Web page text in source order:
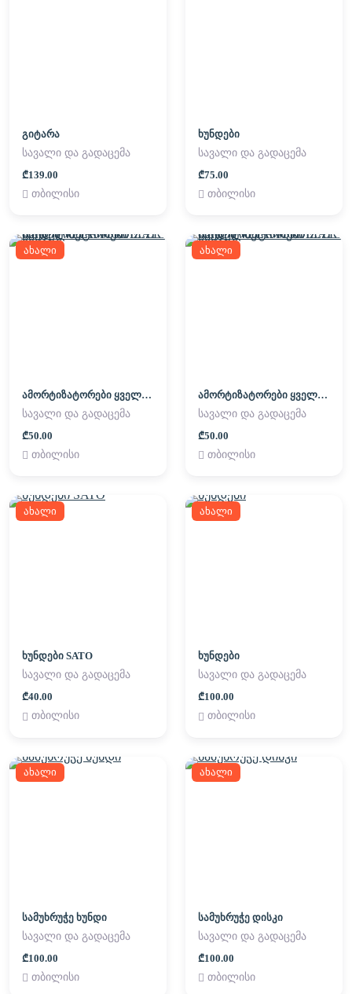
გიტარა
სავალი და გადაცემა
₾139.00
თბილისი
ხუნდები
სავალი და გადაცემა
₾75.00
თბილისი
ახალი
ამორტიზატორები ყველა მოდელზე/AMORTIZATOREBI YVELA MODELZE
სავალი და გადაცემა
₾50.00
თბილისი
ახალი
ამორტიზატორები ყველა მოდელზე/AMORTIZATOREBI YVELA MODELZE
სავალი და გადაცემა
₾50.00
თბილისი
ახალი
ხუნდები SATO
სავალი და გადაცემა
₾40.00
თბილისი
ახალი
ხუნდები
სავალი და გადაცემა
₾100.00
თბილისი
ახალი
სამუხრუჭე ხუნდი
სავალი და გადაცემა
₾100.00
თბილისი
ახალი
სამუხრუჭე დისკი
სავალი და გადაცემა
₾100.00
თბილისი